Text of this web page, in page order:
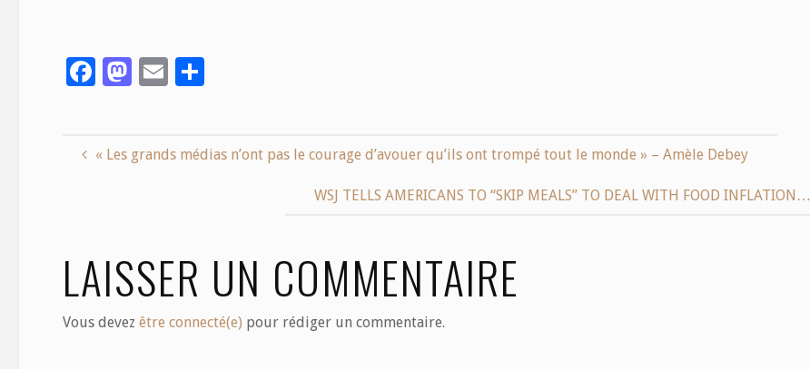
F
b
M
d
E
l
S
e
« Les grands médias n’ont pas le courage d’avouer qu’ils ont trompé tout le monde » – Amèle Debey
WSJ TELLS AMERICANS TO “SKIP MEALS” TO DEAL WITH FOOD INFLATION…
LAISSER UN COMMENTAIRE
Vous devez être connecté(e) pour rédiger un commentaire.